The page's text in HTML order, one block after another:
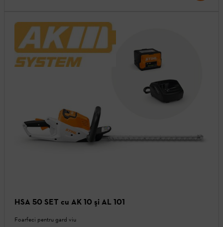
HSA 50 SET cu AK 10 şi AL 101
Foarfeci pentru gard viu